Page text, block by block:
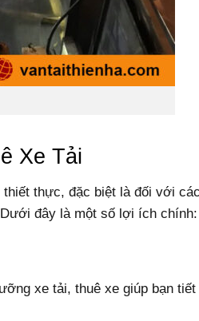
Xe Tải
thực, đặc biệt là đối với
đây là một số lợi ích chính:
xe tải, thuê xe giúp bạn tiết